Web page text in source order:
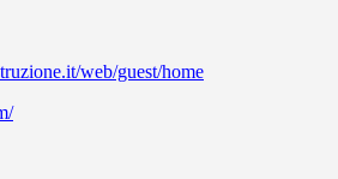
web/guest/home